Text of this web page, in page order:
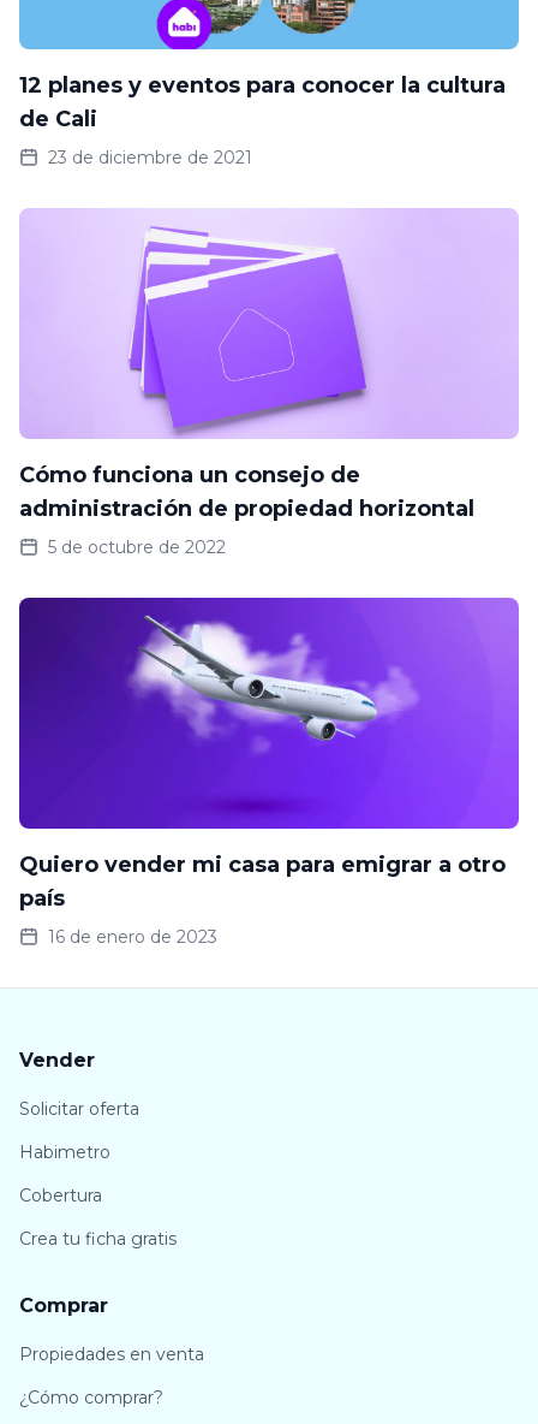
12 planes y eventos para conocer la cultura
de Cali
23 de diciembre de 2021
Cómo funciona un consejo de
administración de propiedad horizontal
5 de octubre de 2022
Quiero vender mi casa para emigrar a otro
país
16 de enero de 2023
Vender
Solicitar oferta
Habimetro
Cobertura
Crea tu ficha gratis
Comprar
Propiedades en venta
¿Cómo comprar?